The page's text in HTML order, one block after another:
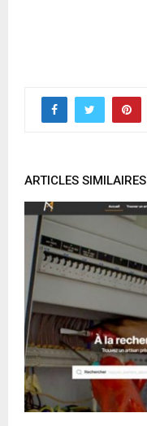
ARTICLES SIMILAIRES